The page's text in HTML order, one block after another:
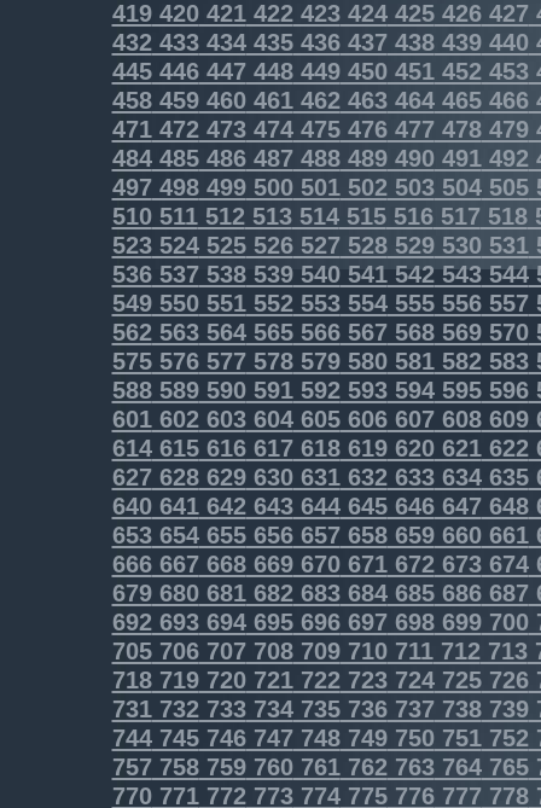
419420421422423424425426427
432433434435436437438439440
445446447448449450451452453
458459460461462463464465466
471472473474475476477 478479
484485486487 488489490491492
497498499500501502503504505
510511512513514515516517 518
523524525526527 528529530 531
536537538539540541542543544
549550551552553554555556557
562563564565566567568569570
575576577578579580581582583
588589590591592593594595596
601602603604605606607608609
614615616617618619620621622
627628629630631632633634635
640641642643644645646647648
653654655656657658659660661
666667668669670671672673674
679680681682683684685686687
692693694695696697698699700
705706707708709710711712713
718719720721722723724725726
731732733734735736737 738739
744745746747748749750751752
757758759760761762763764765
770771772773774775776777 778